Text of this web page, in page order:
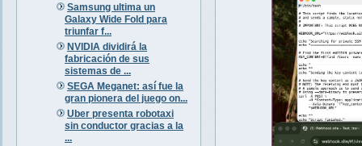
Samsung ultima un
Galaxy Wide Fold para
triunfar f...
NVIDIA dividirá la
fabricación de sus
sistemas de ...
SEGA Meganet: así fue la
gran pionera del juego on...
Uber presenta robotaxi
sin conductor gracias a la
...